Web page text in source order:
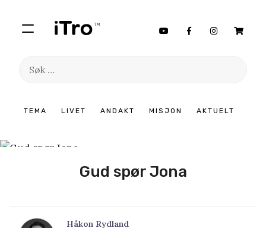
TEMA LIVET ANDAKT MISJON AKTUELT
Søk
Gud spør Jona
Håkon Rydland